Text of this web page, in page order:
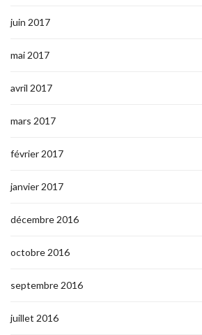
juin 2017
mai 2017
avril 2017
mars 2017
février 2017
janvier 2017
décembre 2016
octobre 2016
septembre 2016
juillet 2016